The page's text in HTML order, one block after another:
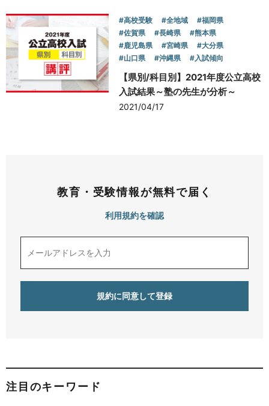
#高校受験 #全地域
#福岡県
#佐賀県
#長崎県
#熊本県
#鹿児島県
#宮崎県
#大分県
#山口県
#沖縄県 #入試傾向
【県別/科目別】2021年度公立高校
入試結果～塾の先生が分析～
2021/04/17
教育・受験情報が無料で届く
利用規約を確認
注目のキーワード